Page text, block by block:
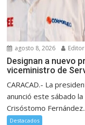
agosto 8, 2026 Editor
Designan a nuevo
viceministro de
CARACAD.- La
anunció este sábado
Crisóstomo
Destacados